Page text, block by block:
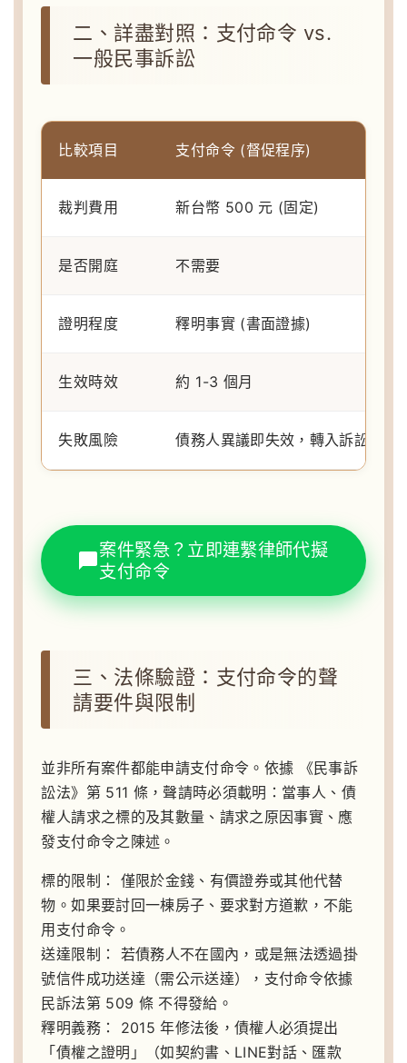
二、詳盡對照：支付命令 vs.
一般民事訴訟
比較項目 支付命令 (督促程序)
裁判費用 新台幣 500 元 (固定)
是否開庭 不需要
證明程度 釋明事實 (書面證據)
生效時效 約 1-3 個月
失敗風險 債務人異議即失效，轉入訴訟
案件緊急？立即連繫律師代擬
支付命令
三、法條驗證：支付命令的聲
請要件與限制
並非所有案件都能申請支付命令。依據 《民事訴
訟法》第 511 條，聲請時必須載明：當事人、債
權人請求之標的及其數量、請求之原因事實、應
發支付命令之陳述。
標的限制：
僅限於金錢、有價證券或其他代替
物。如果要討回一棟房子、要求對方道歉，不能
用支付命令。
送達限制：
若債務人不在國內，或是無法透過掛
號信件成功送達（需公示送達），支付命令依據
民訴法第 509 條 不得發給。
釋明義務：
2015 年修法後，債權人必須提出
「債權之證明」（如契約書、LINE對話、匯款